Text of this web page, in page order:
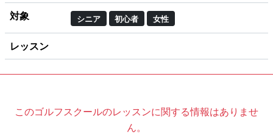
対象 シニア 初心者 女性
レッスン
このゴルフスクールのレッスンに関する情報はありませ
ん。